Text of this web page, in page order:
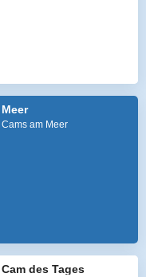
Meer
Cams am Meer
Cam des Tages